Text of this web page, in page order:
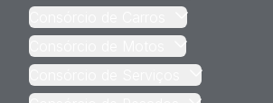
Consórcio de Carros
Consórcio de Motos
Consórcio de Serviços